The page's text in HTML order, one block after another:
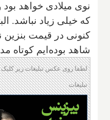
نوی میلادی خواهد
که خیلی زیاد نباشد.
کنونی در قیمت بنزین
شاهد بوده‌ایم کوتاه
لطفا روی عکس تبلیغات زیر
تبلیغات